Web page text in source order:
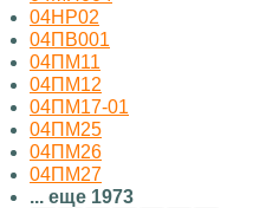
04НР02
04ПВ001
04ПМ11
04ПМ12
04ПМ17-01
04ПМ25
04ПМ26
04ПМ27
... еще 1973